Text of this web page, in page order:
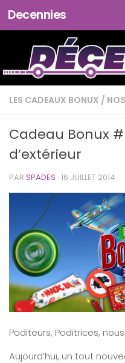
Skip to content
Decennies
LES CADEAUX BONUX /
Cadeau Bonux
d’extérieur
PAR SPADES · 16 JUILLET 2014
Poditeurs, Poditrices,
Aujourd’hui, un tout